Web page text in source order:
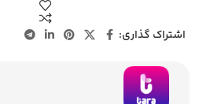
اشتراک گذاری: